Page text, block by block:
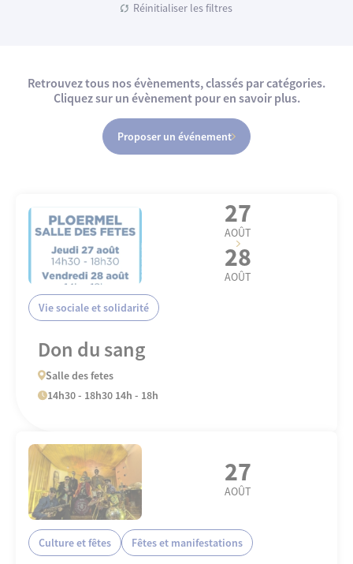
Réinitialiser les filtres
Retrouvez tous nos évènements, classés par catégories.
Cliquez sur un évènement pour en savoir plus.
Proposer un événement
27
AOÛT
28
AOÛT
Vie sociale et solidarité
Don du sang
Salle des fetes
14h30 - 18h30 14h - 18h
27
AOÛT
Culture et fêtes Fêtes et manifestations